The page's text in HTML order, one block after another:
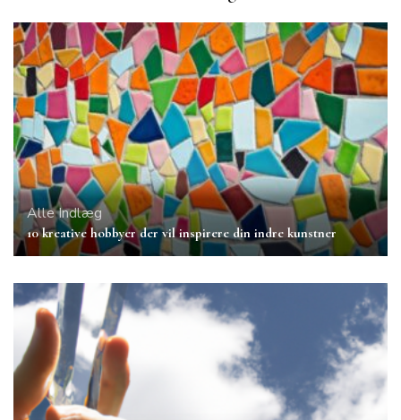
Alle Indlæg
10 kreative hobbyer der vil inspirere din indre kunstner